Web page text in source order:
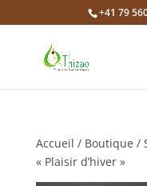
+41 79
Accueil / Boutique /
« Plaisir d’hiver »